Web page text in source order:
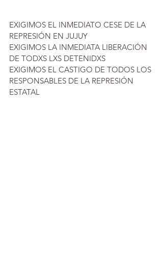
EXIGIMOS EL INMEDIATO CESE DE LA
REPRESIÓN EN JUJUY
EXIGIMOS LA INMEDIATA LIBERACIÓN
DE TODXS LXS DETENIDXS
EXIGIMOS EL CASTIGO DE TODOS LOS
RESPONSABLES DE LA REPRESIÓN
ESTATAL